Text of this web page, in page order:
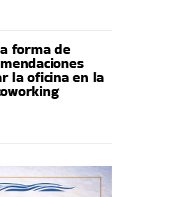
forma de
la oficina en la